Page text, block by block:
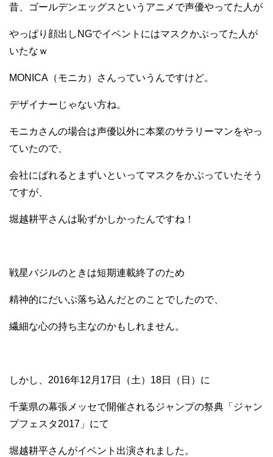
昔、ゴールデンエッグスというアニメで声優やってた人が
やっぱり顔出しNGでイベントにはマスクかぶってた人が
いたなｗ
MONICA（モニカ）さんっていうんですけど。
デザイナーじゃない方ね。
モニカさんの場合は声優以外に本業のサラリーマンをやっ
ていたので、
会社にばれるとまずいといってマスクをかぶっていたそう
ですが、
堀越耕平さんは恥ずかしかったんですね！
戦星バジルのときは短期連載終了のため
精神的にだいぶ落ち込んだとのことでしたので、
繊細な心の持ち主なのかもしれません。
しかし、2016年12月17日（土）18日（日）に
千葉県の幕張メッセで開催されるジャンプの祭典「ジャン
プフェスタ2017」にて
堀越耕平さんがイベント出演されました。